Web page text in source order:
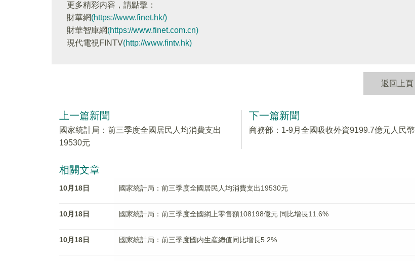
更多精彩内容，請點擊：
財華網(https://www.finet.hk/)
財華智庫網(https://www.finet.com.cn)
現代電視FINTV(http://www.fintv.hk)
返回上頁
上一篇新聞
國家統計局：前三季度全國居民人均消費支出
19530元
下一篇新聞
商務部：1-9月全國吸收外資9199.7億元人民幣
相關文章
10月18日 國家統計局：前三季度全國居民人均消費支出19530元
10月18日 國家統計局：前三季度全國網上零售額108198億元 同比增長11.6%
10月18日 國家統計局：前三季度國内生産總值同比增長5.2%